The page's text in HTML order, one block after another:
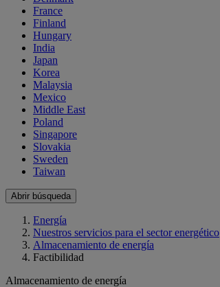
France
Finland
Hungary
India
Japan
Korea
Malaysia
Mexico
Middle East
Poland
Singapore
Slovakia
Sweden
Taiwan
Abrir búsqueda
Energía
Nuestros servicios para el sector energético
Almacenamiento de energía
Factibilidad
Almacenamiento de energía